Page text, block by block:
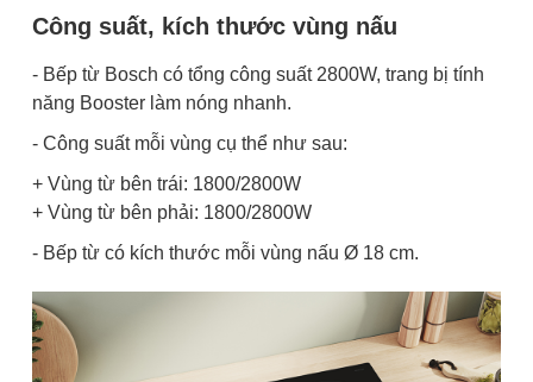
Công suất, kích thước vùng nấu
- Bếp từ Bosch có tổng công suất 2800W, trang bị tính
năng Booster làm nóng nhanh.
- Công suất mỗi vùng cụ thể như sau:
+ Vùng từ bên trái: 1800/2800W
+ Vùng từ bên phải: 1800/2800W
- Bếp từ có kích thước mỗi vùng nấu Ø 18 cm.